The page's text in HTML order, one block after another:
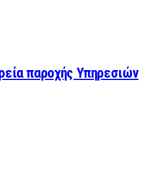
παροχής Υπηρεσιών